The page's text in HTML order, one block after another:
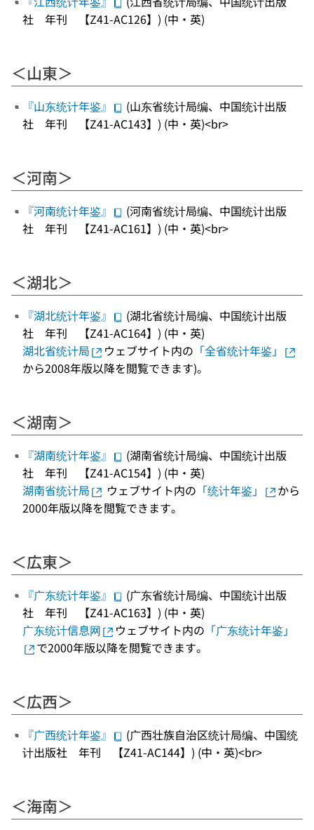
社 年刊 【Z41-AC126】) (中・英)
＜山東＞
『山东统计年鉴』
(山东省统计局编、中国统计出版
社 年刊 【Z41-AC143】) (中・英)<br>
＜河南＞
『河南统计年鉴』
(河南省统计局编、中国统计出版
社 年刊 【Z41-AC161】) (中・英)<br>
＜湖北＞
『湖北统计年鉴』
(湖北省统计局编、中国统计出版
社 年刊 【Z41-AC164】) (中・英)
湖北省统计局
ウェブサイト内の 「全省统计年鉴」
から2008年版以降を閲覧できます)。
＜湖南＞
『湖南统计年鉴』
(湖南省统计局编、中国统计出版
社 年刊 【Z41-AC154】) (中・英)
湖南省统计局
ウェブサイト内の 「统计年鉴」
から
2000年版以降を閲覧できます。
＜広東＞
『广东统计年鉴』
(广东省统计局编、中国统计出版
社 年刊 【Z41-AC163】) (中・英)
广东统计信息网
ウェブサイト内の 「广东统计年鉴」
で2000年版以降を閲覧できます。
＜広西＞
『广西统计年鉴』
(广西壮族自治区统计局编、中国统
计出版社 年刊 【Z41-AC144】) (中・英)<br>
＜海南＞